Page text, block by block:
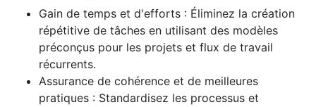
Gain de temps et d'efforts : Éliminez la création
répétitive de tâches en utilisant des modèles
préconçus pour les projets et flux de travail
récurrents.
Assurance de cohérence et de meilleures
pratiques : Standardisez les processus et